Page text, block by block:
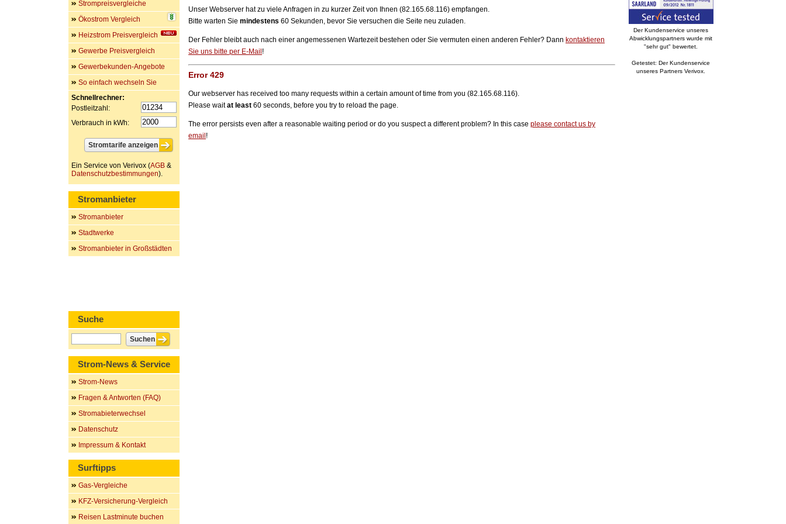
Unser Webserver hat zu viele Anfragen in zu kurzer Zeit von Ihnen (82.165.68.116) empfangen.
Bitte warten Sie mindestens 60 Sekunden, bevor Sie versuchen die Seite neu zuladen.
Der Fehler bleibt auch nach einer angemessenen Wartezeit bestehen oder Sie vermuten einen anderen Fehler? Dann kontaktieren
Sie uns bitte per E-Mail !
Error 429
Our webserver has received too many requests within a certain amount of time from you (82.165.68.116).
Please waitat least 60 seconds, before you try to reload the page.
The error persists even after a reasonable waiting period or do you suspect a different problem? In this case please contact us by
email !
Strompreisvergleiche
Ökostrom Vergleich
Heizstrom Preisvergleich
Gewerbe Preisvergleich
Gewerbekunden-Angebote
So einfach wechseln Sie
Schnellrechner:
Postleitzahl:
Verbrauch in kWh:
Ein Service von Verivox (AGB &
Datenschutzbestimmungen).
Stromanbieter
Stromanbieter
Stadtwerke
Stromanbieter in Großstädten
Suche
Strom-News & Service
Strom-News
Fragen & Antworten (FAQ)
Stromabieterwechsel
Datenschutz
Impressum & Kontakt
Surftipps
Gas-Vergleiche
KFZ-Versicherung-Vergleich
Reisen Lastminute buchen
Der Kundenservice unseres
Abwicklungspartners wurde mit
"sehr gut" bewertet.
Getestet: Der Kundenservice
unseres Partners Verivox.